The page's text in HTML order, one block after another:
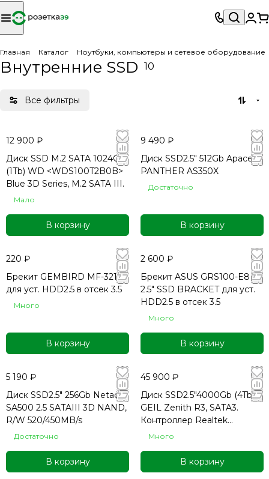
Главная Каталог Ноутбуки, компьютеры и сетевое оборудование
Внутренние SSD 10
Все фильтры
12 900 ₽
Диск SSD M.2 SATA 1024GB
(1Tb) WD <WDS100T2B0B>
Blue 3D Series, M.2 SATA III.
Мало
В корзину
9 490 ₽
Диск SSD2.5" 512Gb Apacer
PANTHER AS350X
Достаточно
В корзину
220 ₽
Брекит GEMBIRD MF-321
для уст. HDD2.5 в отсек 3.5
Много
В корзину
2 600 ₽
Брекит ASUS GRS100-E8
2.5" SSD BRACKET для уст.
HDD2.5 в отсек 3.5
Много
В корзину
5 190 ₽
Диск SSD2.5" 256Gb Netac
SA500 2.5 SATAIII 3D NAND,
R/W 520/450MB/s
Достаточно
В корзину
45 900 ₽
Диск SSD2.5"4000Gb (4Tb)
GEIL Zenith R3, SATA3.
Контроллер Realtek
RLK5766, чипы памяти
Много
В корзину